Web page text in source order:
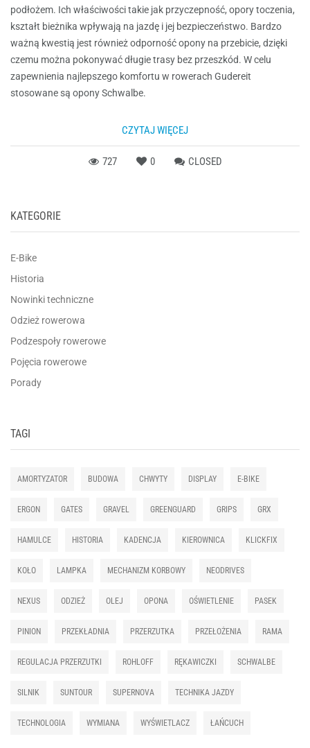
podłożem. Ich właściwości takie jak przyczepność, opory toczenia,
kształt bieżnika wpływają na jazdę i jej bezpieczeństwo. Bardzo
ważną kwestią jest również odporność opony na przebicie, dzięki
czemu można pokonywać długie trasy bez przeszkód. W celu
zapewnienia najlepszego komfortu w rowerach Gudereit
stosowane są opony Schwalbe.
CZYTAJ WIĘCEJ
727 0 CLOSED
KATEGORIE
E-Bike
Historia
Nowinki techniczne
Odzież rowerowa
Podzespoły rowerowe
Pojęcia rowerowe
Porady
TAGI
AMORTYZATOR BUDOWA CHWYTY DISPLAY E-BIKE
ERGON GATES GRAVEL GREENGUARD GRIPS GRX
HAMULCE HISTORIA KADENCJA KIEROWNICA KLICKFIX
KOŁO LAMPKA MECHANIZM KORBOWY NEODRIVES
NEXUS ODZIEŻ OLEJ OPONA OŚWIETLENIE PASEK
PINION PRZEKŁADNIA PRZERZUTKA PRZEŁOŻENIA RAMA
REGULACJA PRZERZUTKI ROHLOFF RĘKAWICZKI SCHWALBE
SILNIK SUNTOUR SUPERNOVA TECHNIKA JAZDY
TECHNOLOGIA WYMIANA WYŚWIETLACZ ŁAŃCUCH